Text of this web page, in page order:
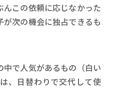
この依頼に応じなかった
次の機会に独占できるも
中で人気があるもの（白い
、日替わりで交代して使